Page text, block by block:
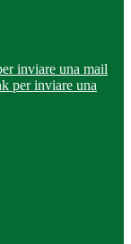
inviare una mail
per inviare una